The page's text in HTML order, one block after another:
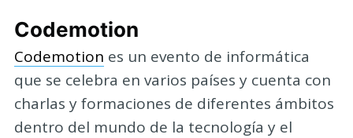
Codemotion
Codemotion es un evento de informática
que se celebra en varios países y cuenta con
charlas y formaciones de diferentes ámbitos
dentro del mundo de la tecnología y el